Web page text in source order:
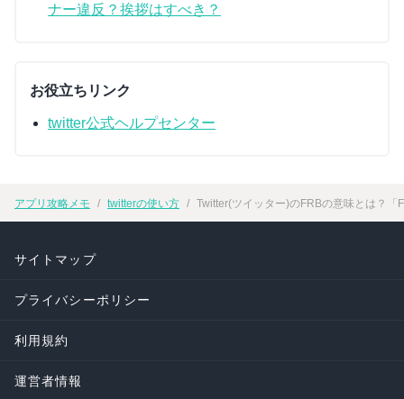
ナー違反？挨拶はすべき？
お役立ちリンク
twitter公式ヘルプセンター
アプリ攻略メモ twitterの使い方 Twitter(ツイッター)のFRBの意味とは？「
サイトマップ
プライバシーポリシー
利用規約
運営者情報